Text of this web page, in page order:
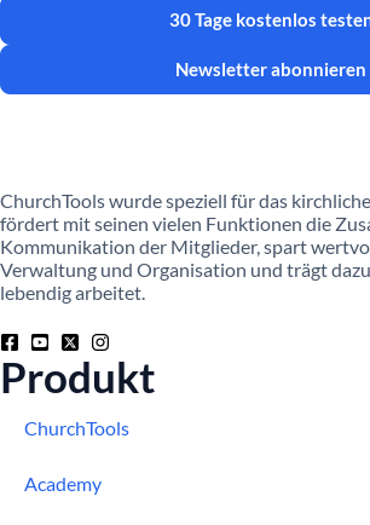
30 Tage kostenlos
Newsletter abonnieren
ChurchTools wurde speziell für das
fördert mit seinen vielen Funktionen die
Kommunikation der Mitglieder, spart
Verwaltung und Organisation und trägt
lebendig arbeitet.
Produkt
ChurchTools
Academy